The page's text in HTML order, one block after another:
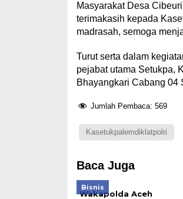
Masyarakat Desa
terimakasih kepada
madrasah, semoga
Turut serta dalam
pejabat utama Setukpa,
Bhayangkari Cabang 04
Jumlah Pembaca: 569
Kasetukpalemdiklatpolri
Baca Juga
Bisnis
Wakapolda Aceh